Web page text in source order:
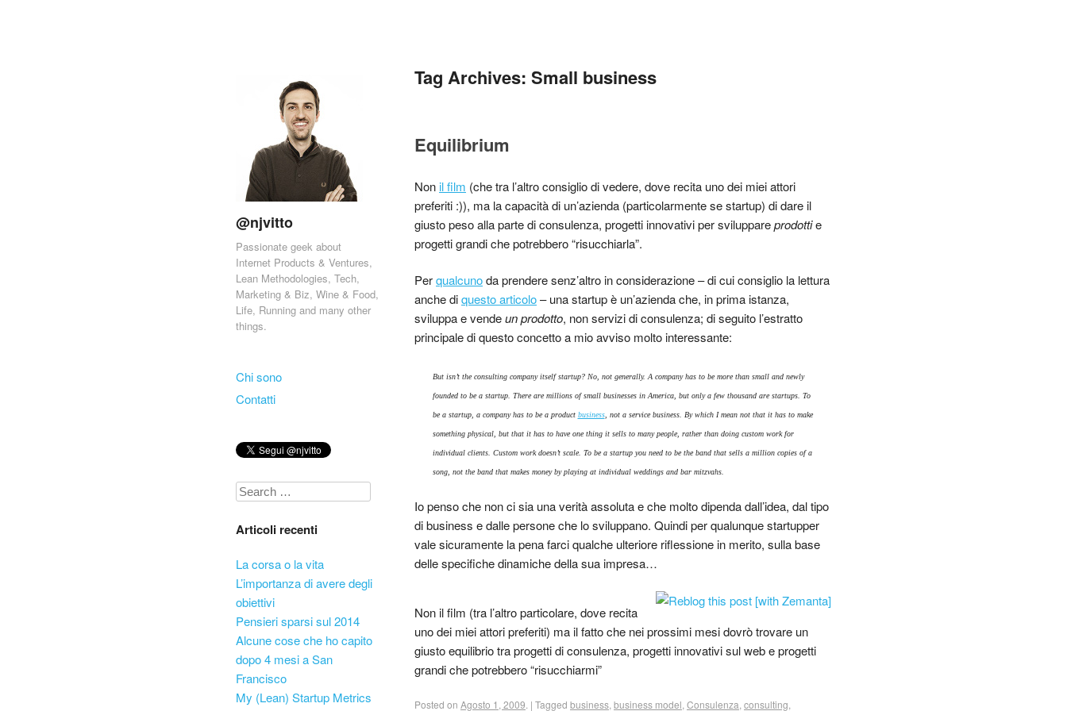
@njvitto
Passionate geek about
Internet Products & Ventures,
Lean Methodologies, Tech,
Marketing & Biz, Wine & Food,
Life, Running and many other
things.
Menu
Skip to content
Chi sono
Contatti
Tag Archives: Small business
Equilibrium
Non il film (che tra l’altro consiglio di vedere, dove recita uno dei miei attori
preferiti :)), ma la capacità di un’azienda (particolarmente se startup) di dare il
giusto peso alla parte di consulenza, progetti innovativi per sviluppareprodottie
progetti grandi che potrebbero “risucchiarla”.
Perqualcunoda prendere senz’altro in considerazione – di cui consiglio la lettura
anche diquesto articolo– una startup è un’azienda che, in prima istanza,
sviluppa e vendeun prodotto, non servizi di consulenza; di seguito l’estratto
principale di questo concetto a mio avviso molto interessante:
But isn’t the consulting company itself startup? No, not generally. A company has to be more than small and newly
founded to be a startup. There are millions of small businesses in America, but only a few thousand are startups. To
be a startup, a company has to be a product business, not a service business. By which I mean not that it has to make
something physical, but that it has to have one thing it sells to many people, rather than doing custom work for
individual clients. Custom work doesn’t scale. To be a startup you need to be the band that sells a million copies of a
song, not the band that makes money by playing at individual weddings and bar mitzvahs.
Io penso che non ci sia una verità assoluta e che molto dipenda dall’idea, dal tipo
di business e dalle persone che lo sviluppano. Quindi per qualunque startupper
vale sicuramente la pena farci qualche ulteriore riflessione in merito, sulla base
delle specifiche dinamiche della sua impresa…
Non il film (tra l’altro particolare, dove recita
uno dei miei attori preferiti) ma il fatto che nei prossimi mesi dovrò trovare un
giusto equilibrio tra progetti di consulenza, progetti innovativi sul web e progetti
grandi che potrebbero “risucchiarmi”
Posted on Agosto 1, 2009 | Tagged business business model Consulenza consulting
Search
Articoli recenti
La corsa o la vita
L’importanza di avere degli
obiettivi
Pensieri sparsi sul 2014
Alcune cose che ho capito
dopo 4 mesi a San
Francisco
My (Lean) Startup Metrics